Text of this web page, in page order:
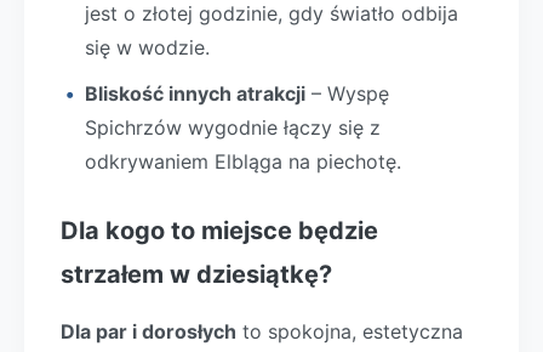
jest o złotej godzinie, gdy światło odbija
się w wodzie.
Bliskość innych atrakcji – Wyspę
Spichrzów wygodnie łączy się z
odkrywaniem Elbląga na piechotę.
Dla kogo to miejsce będzie
strzałem w dziesiątkę?
Dla par i dorosłych to spokojna, estetyczna